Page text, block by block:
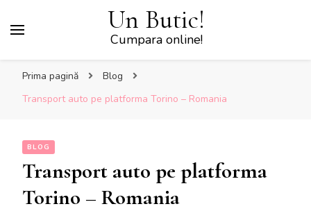
Un Butic!
Cumpara online!
Prima pagină
Blog
Transport auto pe platforma Torino – Romania
BLOG
Transport auto pe platforma
Torino – Romania